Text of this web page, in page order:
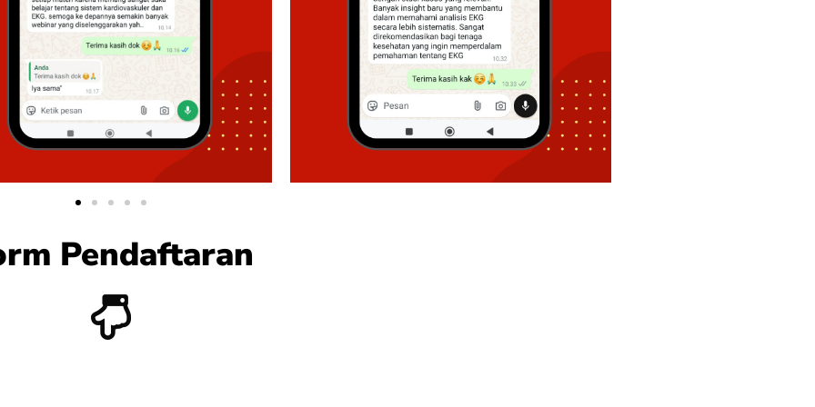
Pendaftaran